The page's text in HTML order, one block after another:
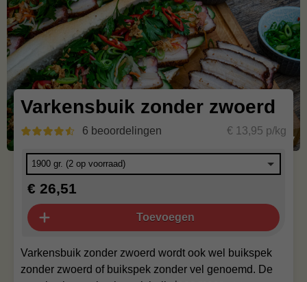
Varkensbuik zonder zwoerd
6 beoordelingen € 13,95 p/kg
Varkensbuik zonder zwoerd wordt ook wel buikspek
zonder zwoerd of buikspek zonder vel genoemd. De
€ 26,51
Toevoegen